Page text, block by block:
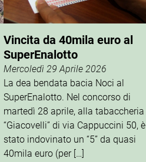
Vincita da 40mila euro al
SuperEnalotto
Mercoledì 29 Aprile 2026
La dea bendata bacia Noci al
SuperEnalotto. Nel concorso di
martedì 28 aprile, alla tabaccheria
“Giacovelli” di via Cappuccini 50, è
stato indovinato un “5” da quasi
40mila euro (per […]